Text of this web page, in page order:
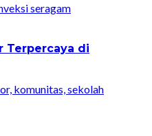
seragam
Terpercaya di